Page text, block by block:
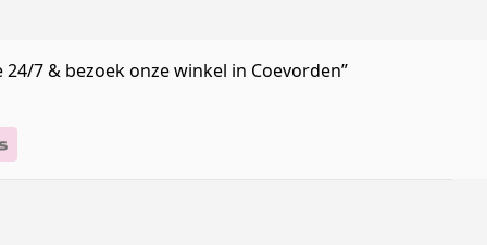
24/7 & bezoek onze winkel in Coevorden”